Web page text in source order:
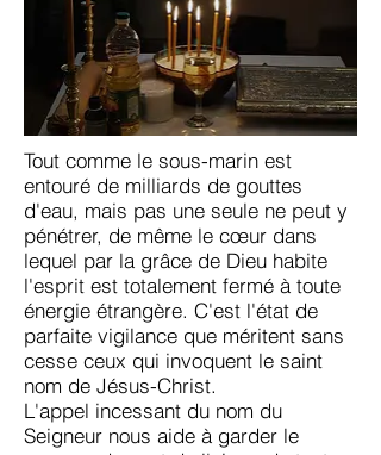
Tout comme le sous-marin est
entouré de milliards de gouttes
d'eau, mais pas une seule ne peut y
pénétrer, de même le cœur dans
lequel par la grâce de Dieu habite
l'esprit est totalement fermé à toute
énergie étrangère. C'est l'état de
parfaite vigilance que méritent sans
cesse ceux qui invoquent le saint
nom de Jésus-Christ.
L'appel incessant du nom du
Seigneur nous aide à garder le